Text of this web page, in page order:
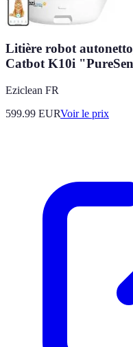
Litière robot
Catbot K10i
Eziclean FR
599.99 EURVoir le prix